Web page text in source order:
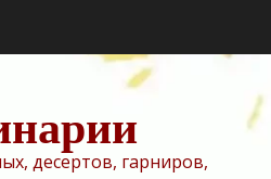
десертов, гарниров,